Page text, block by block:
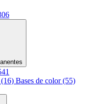
(16) Bases de color (55)